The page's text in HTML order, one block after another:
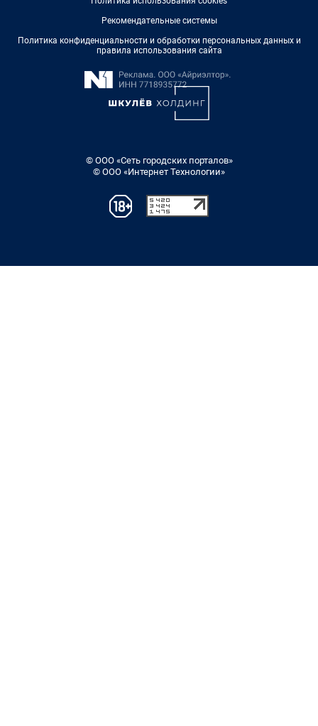
Рекомендательные системы
Политика конфиденциальности и обработки персональных данных и
правила использования сайта
© ООО «Сеть городских порталов»
© ООО «Интернет Технологии»